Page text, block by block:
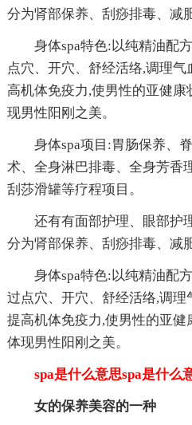
分为肾部保养、刮痧排毒、减
身体spa特色:以纯精油配方
点穴、开穴、舒经活络,调理
高机体免疫力,使男性的亚健
现男性阳刚之美。
身体spa项目:胃肠保养、脊
术、全身淋巴排毒、全身芳香
刮莎滑罐等疗程项目。
还有有面部护理、眼部护
分为肾部保养、刮痧排毒、减
身体spa特色:以纯精油配方
过点穴、开穴、舒经活络,调理
提高机体免疫力,使男性的亚健
体现男性阳刚之美。
spa是什么意思spa是什么
女的保养美容的一种